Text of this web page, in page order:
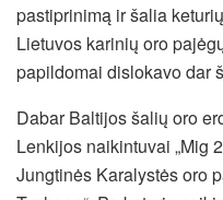
pastiprinimą ir šalia
Lietuvos karinių oro
papildomai dislokavo dar
Dabar Baltijos šalių oro
Lenkijos naikintuvai „Mig
Jungtinės Karalystės oro